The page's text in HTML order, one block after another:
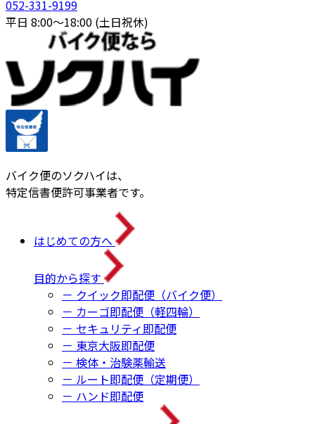
052-331-9199
平日 8:00〜18:00 (土日祝休)
バイク便のソクハイは、
特定信書便許可事業者です。
はじめての方へ
目的から探す
－ クイック即配便（バイク便）
－ カーゴ即配便（軽四輪）
－ セキュリティ即配便
－ 東京大阪即配便
－ 検体・治験薬輸送
－ ルート即配便（定期便）
－ ハンド即配便